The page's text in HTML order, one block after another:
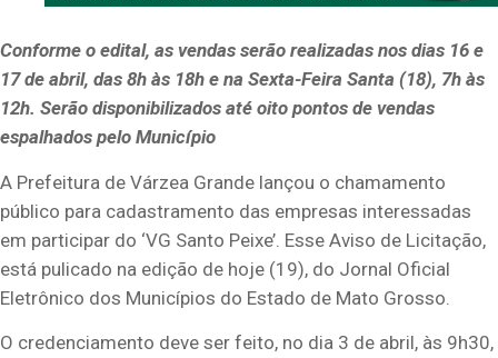
Conforme o edital, as vendas serão realizadas nos dias 16 e
17 de abril, das 8h às 18h e na Sexta-Feira Santa (18), 7h às
12h. Serão disponibilizados até oito pontos de vendas
espalhados pelo Município
A Prefeitura de Várzea Grande lançou o chamamento
público para cadastramento das empresas interessadas
em participar do ‘VG Santo Peixe’. Esse Aviso de Licitação,
está pulicado na edição de hoje (19), do Jornal Oficial
Eletrônico dos Municípios do Estado de Mato Grosso.
O credenciamento deve ser feito, no dia 3 de abril, às 9h30,